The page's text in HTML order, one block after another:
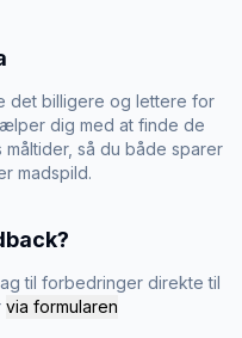
det billigere og lettere for
dig med at finde de
så du både sparer
madspild.
til forbedringer direkte til
via formularen